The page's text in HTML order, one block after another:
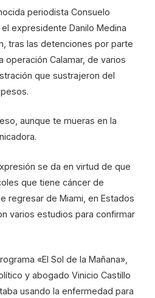
periodista Consuelo
expresidente Danilo Medina
tras las detenciones por parte
operación Calamar, de varios
que sustrajeron del
aunque te mueras en la
se da en virtud de que
que tiene cáncer de
regresar de Miami, en Estados
varios estudios para confirmar
«El Sol de la Mañana»,
y abogado Vinicio Castillo
usando la enfermedad para